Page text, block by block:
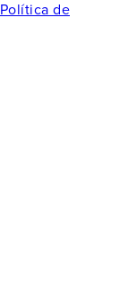
Política de